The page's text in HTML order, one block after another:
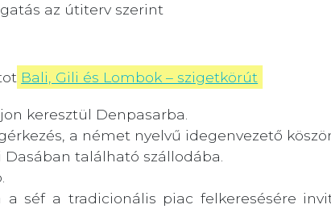
az útiterv szerint
Bali, Gili és Lombok – szigetkörút
keresztül Denpasarba.
a német nyelvű idegenvezető
található szállodába.
séf a tradicionális piac felkeresésére